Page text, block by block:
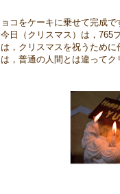
コをケーキに乗せて完成
日（クリスマス）は，765
，クリスマスを祝うため
，普通の人間とは違って